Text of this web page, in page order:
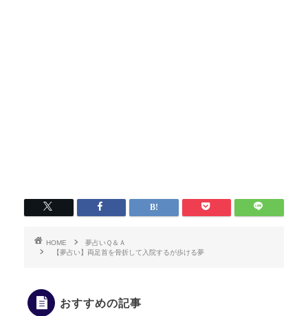
HOME
夢占いＱ＆Ａ
【夢占い】両足首を骨折して入院するが歩ける夢
おすすめの記事